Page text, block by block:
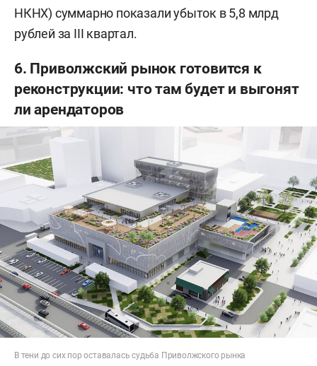
НКНХ) суммарно показали убыток в 5,8 млрд
рублей за III квартал.
6. Приволжский рынок готовится к
реконструкции: что там будет и выгонят
ли арендаторов
В тени до сих пор оставалась судьба Приволжского рынка